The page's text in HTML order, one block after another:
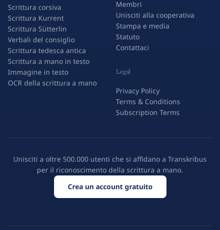
Scrittura corsiva
Scrittura Kurrent
Scrittura Sütterlin
Verbali del consiglio
Scrittura tedesca antica
Scrittura a mano in testo
Immagine in testo
OCR della scrittura a mano
Membri
Unisciti alla cooperativa
Stampa e media
Statuto
Contattaci
Legal
Privacy Policy
Terms & Conditions
Subscription Terms
Unisciti a oltre 500.000 utenti che si affidano a Transkribus
per il riconoscimento della scrittura a mano.
Crea un account gratuito